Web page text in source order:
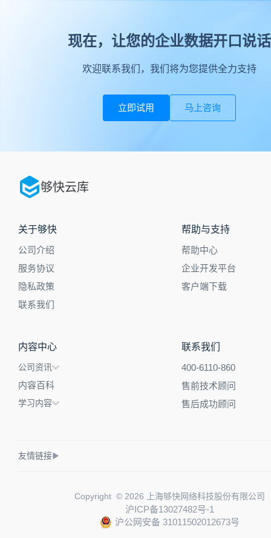
现在，让您的企业数据开口说话
欢迎联系我们，我们将为您提供全力支持
立即试用 马上咨询
够快云库
关于够快
公司介绍
服务协议
隐私政策
联系我们
帮助与支持
帮助中心
企业开发平台
客户端下载
内容中心
公司资讯
内容百科
学习内容
联系我们
400-6110-860
售前技术顾问
售后成功顾问
友情链接▶
Copyright © 2026 上海够快网络科技股份有限公司
沪ICP备13027482号-1
沪公网安备 31011502012673号